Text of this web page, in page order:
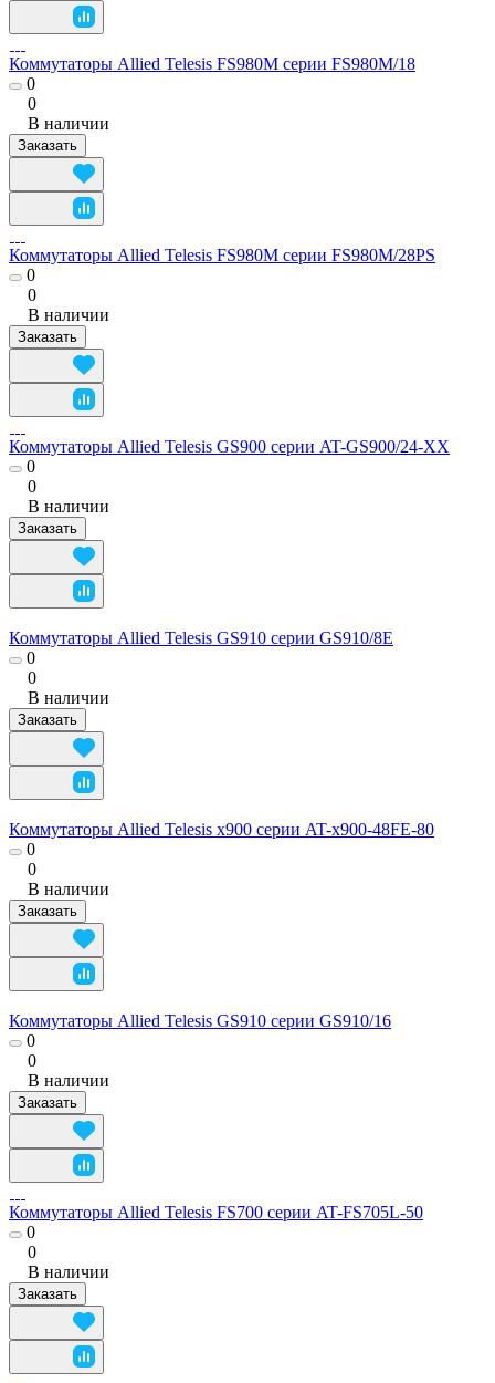
Коммутаторы Allied Telesis FS980M серии FS980M/18
0
0
В наличии
Заказать
Коммутаторы Allied Telesis FS980M серии FS980M/28PS
0
0
В наличии
Заказать
Коммутаторы Allied Telesis GS900 серии AT-GS900/24-XX
0
0
В наличии
Заказать
Коммутаторы Allied Telesis GS910 серии GS910/8E
0
0
В наличии
Заказать
Коммутаторы Allied Telesis x900 серии AT-x900-48FE-80
0
0
В наличии
Заказать
Коммутаторы Allied Telesis GS910 серии GS910/16
0
0
В наличии
Заказать
Коммутаторы Allied Telesis FS700 серии AT-FS705L-50
0
0
В наличии
Заказать